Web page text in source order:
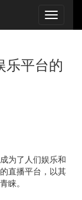
乐平台的
为了人们娱乐和
直播平台，以其
睐。